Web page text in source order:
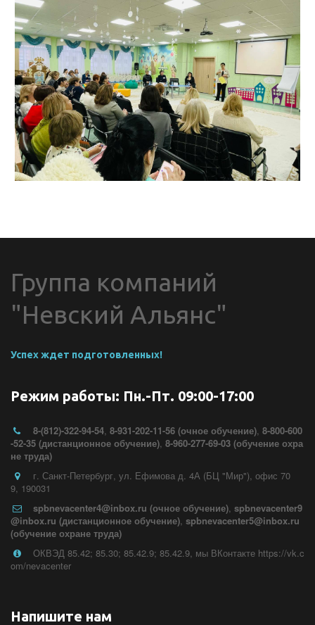
Группа компаний
"Невский Альянс"
Успех ждет подготовленных!
Режим работы: Пн.-Пт. 09:00-17:00
8-(812)-322-94-54, 8-931-202-11-56 (очное обучение), 8-800-600
-52-35 (дистанционное обучение), 8-960-277-69-03 (обучение охра
не труда)
г. Санкт-Петербург, ул. Ефимова д. 4А (БЦ "Мир"), офис 70
9, 190031
spbnevacenter4@inbox.ru (очное обучение), spbnevacenter9
@inbox.ru (дистанционное обучение), spbnevacenter5@inbox.ru
(обучение охране труда)
ОКВЭД 85.42; 85.30; 85.42.9; 85.42.9, мы ВКонтакте https://vk.c
om/nevacenter
Напишите нам